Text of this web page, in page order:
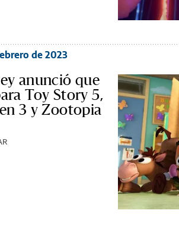
de 2023
anunció que
Toy Story 5,
3 y Zootopia